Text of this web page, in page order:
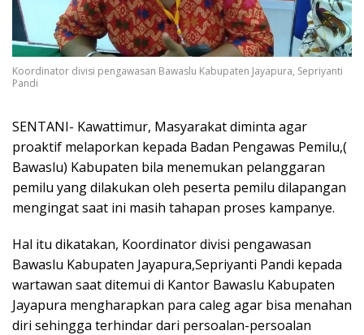
Koordinator divisi pengawasan Bawaslu Kabupaten Jayapura, Sepriyanti
Pandi
SENTANI- Kawattimur, Masyarakat diminta agar
proaktif melaporkan kepada Badan Pengawas Pemilu,(
Bawaslu) Kabupaten bila menemukan pelanggaran
pemilu yang dilakukan oleh peserta pemilu dilapangan
mengingat saat ini masih tahapan proses kampanye.
Hal itu dikatakan, Koordinator divisi pengawasan
Bawaslu Kabupaten Jayapura,Sepriyanti Pandi kepada
wartawan saat ditemui di Kantor Bawaslu Kabupaten
Jayapura mengharapkan para caleg agar bisa menahan
diri sehingga terhindar dari persoalan-persoalan